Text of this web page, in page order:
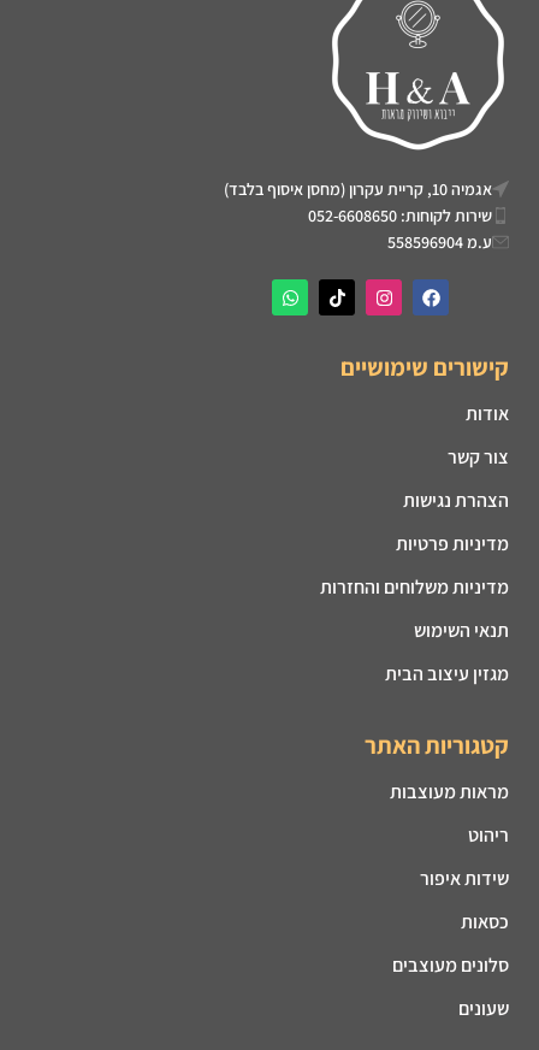
אגמיה 10, קריית עקרון (מחסן איסוף בלבד)
שירות לקוחות: 052-6608650
ע.מ 558596904
קישורים שימושיים
אודות
צור קשר
הצהרת נגישות
מדיניות פרטיות
מדיניות משלוחים והחזרות
תנאי השימוש
מגזין עיצוב הבית
קטגוריות האתר
מראות מעוצבות
ריהוט
שידות איפור
כסאות
סלונים מעוצבים
שעונים